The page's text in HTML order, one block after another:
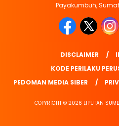
Payakumbuh,
DISCLAIMER
KODE PERILAKU
PEDOMAN MEDIA SIBER
COPYRIGHT © 2026 LIPUTAN